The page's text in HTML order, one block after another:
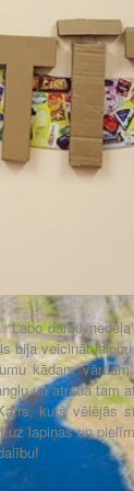
darbu
bija veicināt
kādam vārdam,
un atrada tam
kurš vēlējās
uz lapiņas un